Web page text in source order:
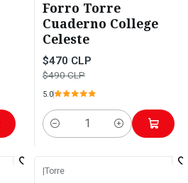
Forro Torre
Cuaderno College
Celeste
$470 CLP
$490 CLP
5.0
Cantidad
|Torre